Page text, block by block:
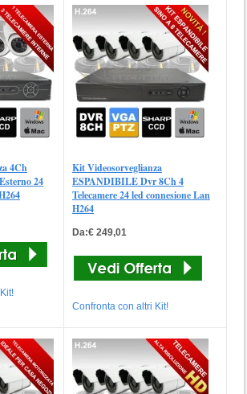
4Ch
24
Kit Videosorveglianza
ESPANDIBILE Dvr 8Ch 4
Telecamere 24 led connesione Lan
H264
Da:€ 249,01
Confronta con altri Kit!